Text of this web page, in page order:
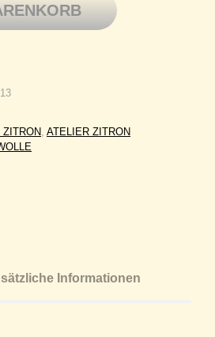
ATELIER ZITRON
Informationen